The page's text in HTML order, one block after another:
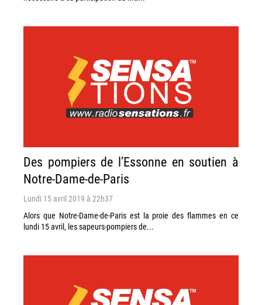
Des pompiers de l’Essonne en soutien à
Notre-Dame-de-Paris
Lundi 15 avril 2019 à 22h37
Alors que Notre-Dame-de-Paris est la proie des flammes en ce
lundi 15 avril, les sapeurs-pompiers de...